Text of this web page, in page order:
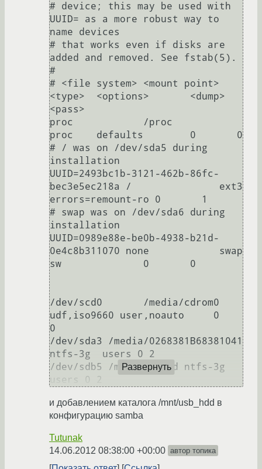
# device; this may be used with
UUID= as a more robust way to
name devices
# that works even if disks are
added and removed. See fstab(5).
#
# <file system> <mount point>
<type>  <options>       <dump>
<pass>
proc            /proc
proc    defaults        0       0
# / was on /dev/sda5 during
installation
UUID=2493bc1b-3121-462b-86fc-
bec3e5ec218a /               ext3
errors=remount-ro 0       1
# swap was on /dev/sda6 during
installation
UUID=0989e88e-be0b-4938-b21d-
0e4c8b311070 none            swap
sw              0       0
/dev/scd0       /media/cdrom0
udf,iso9660 user,noauto     0
0
/dev/sda3 /media/0268381B68381041
ntfs-3g  users 0 2
/dev/sdb5 /mnt/usb_hdd ntfs-3g
Развернуть
и добавлением каталога /mnt/usb_hdd в
конфигурацию samba
Tutunak
14.06.2012 08:38:00 +00:00 автор топика